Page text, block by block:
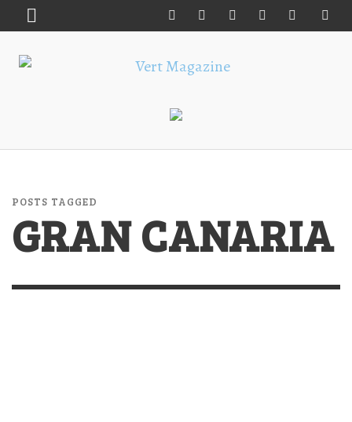
POSTS TAGGED
GRAN CANARIA